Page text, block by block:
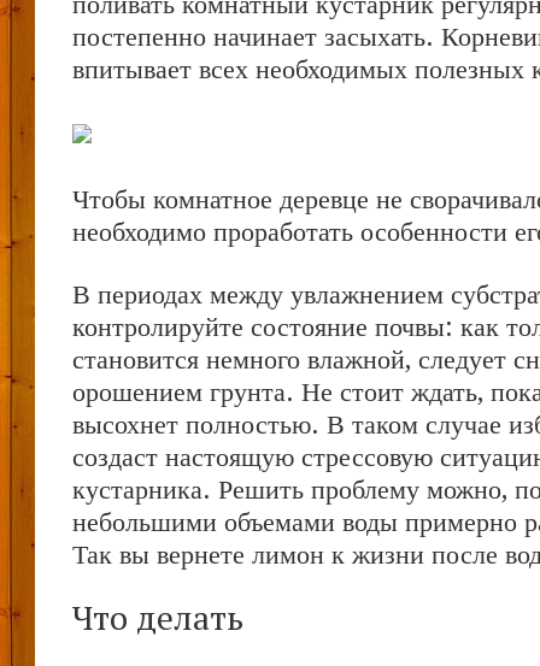
постепенно начинает засыхать.
впитывает всех необходимых полезных
Чтобы комнатное деревце не
необходимо проработать особенности
В периодах между увлажнением
контролируйте состояние почвы: как
становится немного влажной, следует
орошением грунта. Не стоит ждать,
высохнет полностью. В таком случае
создаст настоящую стрессовую
кустарника. Решить проблему можно,
небольшими объемами воды примерно
Так вы вернете лимон к жизни после
Что делать